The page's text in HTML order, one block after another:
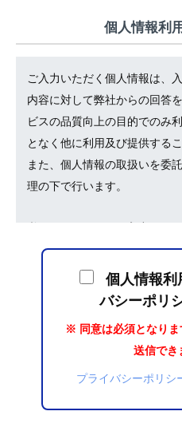
個人情報利
ご入力いただく個人情報は、
内容に対して弊社からの回答
ビスの品質向上の目的でのみ
となく他に利用及び提供する
また、個人情報の取扱いを委
理の下で行います。
必須項目はすべてご入力くだ
答を差し上げることが出来な
個人情報について、利用目的
加又は削除、利用の停止、消
のご依頼やその他のお問い合
個人情報利
バシーポリ
※ 同意は必須となりま
送信でき
プライバシーポリシ